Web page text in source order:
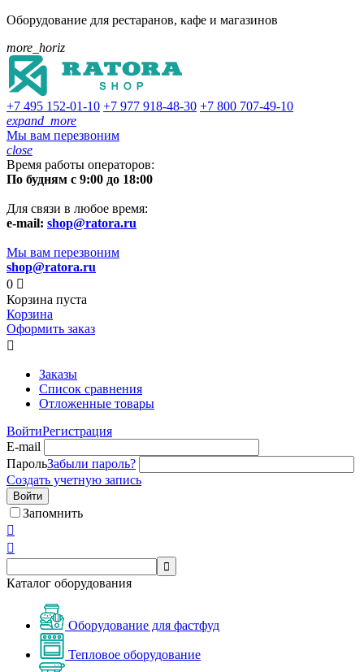
Оборудование для рестаранов, кафе и магазинов
more_horiz
+7 495 152-01-10 +7 977 918-48-30 +7 800 707-49-10
expand_more
Мы вам перезвоним
close
Время работы операторов:
По будням с 9:00 до 18:00
Для связи в любое время:
e-mail: shop@ratora.ru
Мы вам перезвоним
shop@ratora.ru
0 
Корзина пуста
Корзина
Оформить заказ

Заказы
Список сравнения
Отложенные товары
ВойтиРегистрация
E-mail
ПарольЗабыли пароль?
Создать учетную запись
Войти
Запомнить



Каталог оборудования
Оборудование для фастфуд
Тепловое оборудование